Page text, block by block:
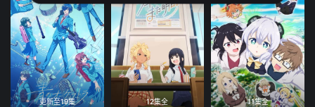
更新至19集 12集全 11集全